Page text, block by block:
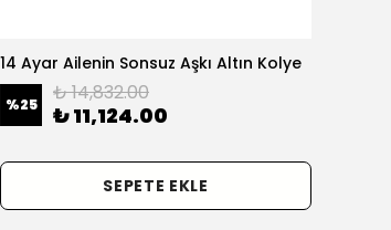
14 Ayar Ailenin Sonsuz Aşkı Altın Kolye
%25 ₺ 14,832.00
₺ 11,124.00
SEPETE EKLE